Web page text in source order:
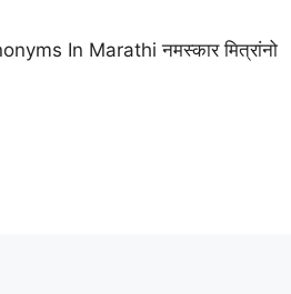
In Marathi नमस्कार मित्रांनो